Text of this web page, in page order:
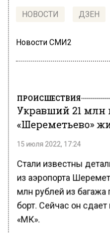
НОВОСТИ ДЗЕН
Новости СМИ2
ПРОИСШЕСТВИЯ
Укравший 21 млн
«Шереметьево»
15 июля 2022, 17:24
Стали известны
из аэропорта
млн рублей из багажа
борт. Сейчас он
«МК».